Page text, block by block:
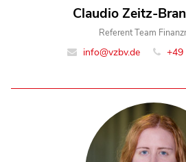
Claudio Zeitz-
Referent Team
info@vzbv.de